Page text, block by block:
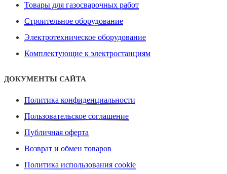
Товары для газосварочных работ
Строительное оборудование
Электротехническое оборудование
Комплектующие к электростанциям
ДОКУМЕНТЫ САЙТА
Политика конфиденциальности
Пользовательское соглашение
Публичная оферта
Возврат и обмен товаров
Политика использования cookie